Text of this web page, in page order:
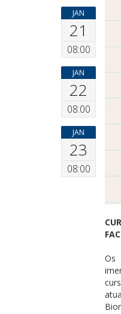
JAN
21
08:00
JAN
22
08:00
JAN
23
08:00
Os